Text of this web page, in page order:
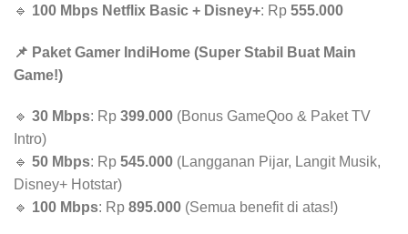
🔹 100 Mbps Netflix Basic + Disney+: Rp 555.000
📌 Paket Gamer IndiHome (Super Stabil Buat Main
Game!)
🔹 30 Mbps: Rp 399.000 (Bonus GameQoo & Paket TV
Intro)
🔹 50 Mbps: Rp 545.000 (Langganan Pijar, Langit Musik,
Disney+ Hotstar)
🔹 100 Mbps: Rp 895.000 (Semua benefit di atas!)